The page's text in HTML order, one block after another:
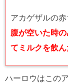
アカゲザルの
腹が空いた時
てミルクを飲ん
ハーロウはこの